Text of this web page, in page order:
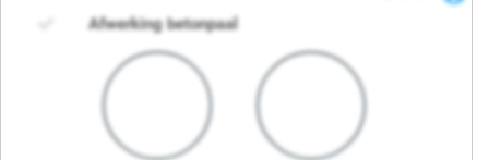
Afwerking betonpaal